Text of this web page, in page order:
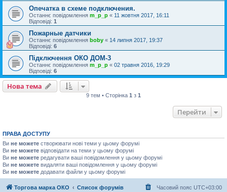
Опечатка в схеме подключения.
Останнє повідомлення m_p_p « 11 жовтня 2017, 16:11
Відповіді: 1
Пожарные датчики
Останнє повідомлення boby « 14 липня 2017, 19:37
Відповіді: 6
Підключення ОКО ДОМ-3
Останнє повідомлення m_p_p « 02 травня 2016, 19:29
Відповіді: 6
Нова тема
9 тем • Сторінка 1 з 1
Перейти
ПРАВА ДОСТУПУ
Ви не можете створювати нові теми у цьому форумі
Ви не можете відповідати на теми у цьому форумі
Ви не можете редагувати ваші повідомлення у цьому форумі
Ви не можете видаляти ваші повідомлення у цьому форумі
Ви не можете додавати файли у цьому форумі
Торгова марка ОКО Список форумів Часовий пояс UTC+03:00